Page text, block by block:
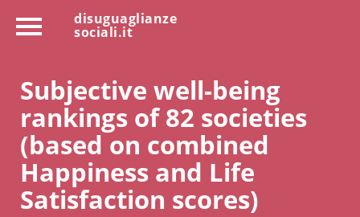
disuguaglianze
sociali.it
Subjective well-being
rankings of 82 societies
(based on combined
Happiness and Life
Satisfaction scores)